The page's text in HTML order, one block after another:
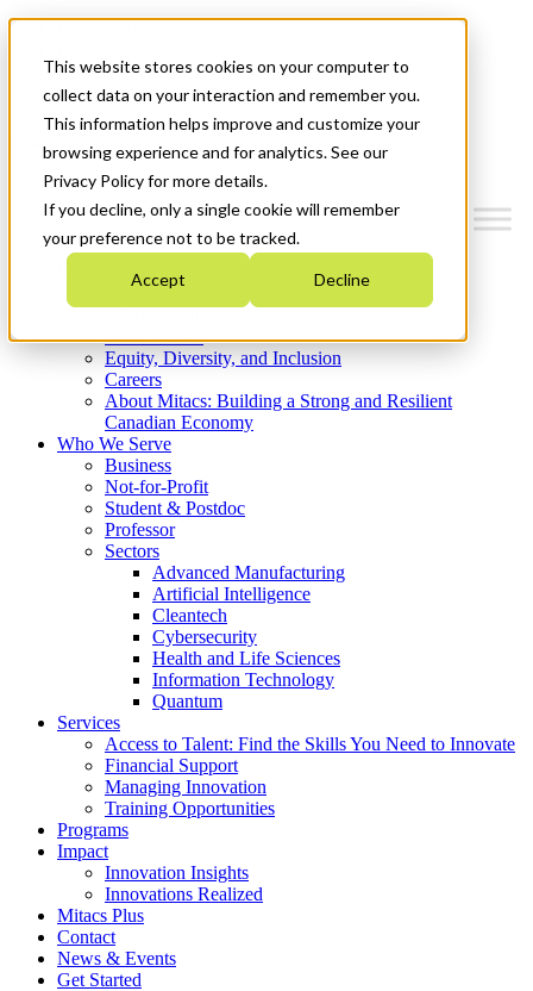
This website stores cookies on your computer to
collect data on your interaction and remember you.
This information helps improve and customize your
browsing experience and for analytics. See our
Privacy Policy for more details.
If you decline, only a single cookie will remember
your preference not to be tracked.
Accept Decline
News & Events
Get Started
Menu
Who We Are
Strategic Plan 2026-2030
What We Do
Equity, Diversity, and Inclusion
Careers
About Mitacs: Building a Strong and Resilient
Canadian Economy
Who We Serve
Business
Not-for-Profit
Student & Postdoc
Professor
Sectors
Advanced Manufacturing
Artificial Intelligence
Cleantech
Cybersecurity
Health and Life Sciences
Information Technology
Quantum
Services
Access to Talent: Find the Skills You Need to Innovate
Financial Support
Managing Innovation
Training Opportunities
Programs
Impact
Innovation Insights
Innovations Realized
Mitacs Plus
Contact
News & Events
Get Started